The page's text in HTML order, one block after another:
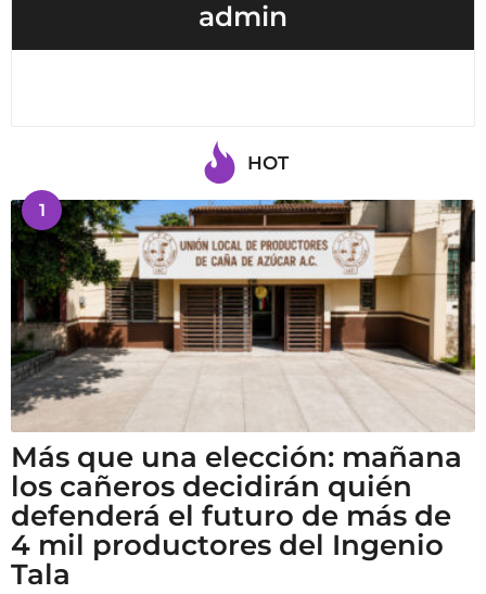
admin
HOT
1
Más que una elección: mañana
los cañeros decidirán quién
defenderá el futuro de más de
4 mil productores del Ingenio
Tala